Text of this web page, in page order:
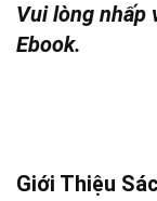
Vui lòng nhấp
Ebook.
Giới Thiệu